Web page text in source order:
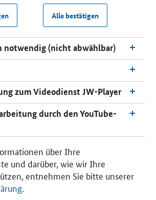
Alle bestätigen
notwendig (nicht abwählbar)
zum Videodienst JW-Player
durch den YouTube-
über Ihre
und darüber, wie wir Ihre
entnehmen Sie bitte unserer
.